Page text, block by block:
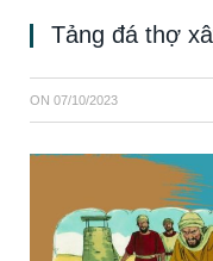
Tảng đá thợ
ON 07/10/2023